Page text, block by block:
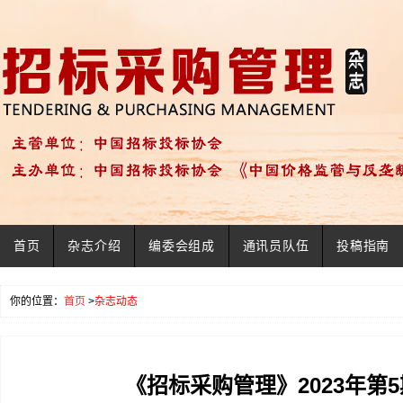
首页 杂志介绍 编委会组成 通讯员队伍 投稿指南
你的位置： 首页 >杂志动态
《招标采购管理》2023年第